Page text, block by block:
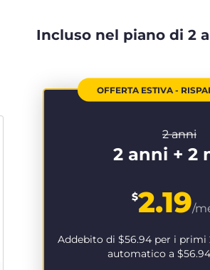
Incluso nel piano di 2
OFFERTA ESTIVA -
2 anni
2 anni + 2
$2.19/
Addebito di $56.94 per i primi
automatico a $56.94